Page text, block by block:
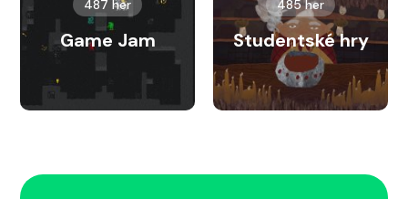
487 her
Game Jam
485 her
Studentské hry